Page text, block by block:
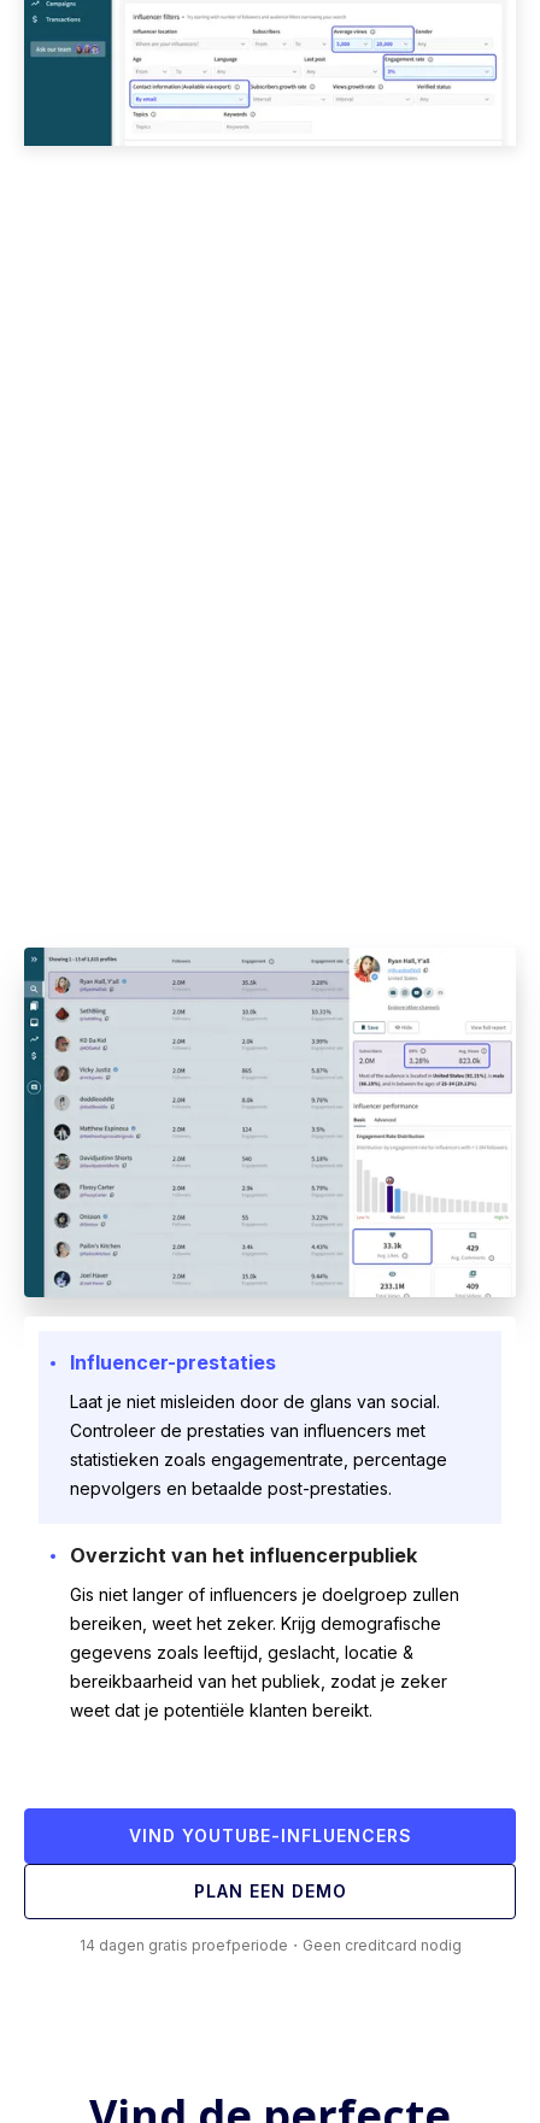
Influencer-prestaties
Laat je niet misleiden door de glans van social.
Controleer de prestaties van influencers met
statistieken zoals engagementrate, percentage
nepvolgers en betaalde post-prestaties.
Overzicht van het influencerpubliek
Gis niet langer of influencers je doelgroep zullen
bereiken, weet het zeker. Krijg demografische
gegevens zoals leeftijd, geslacht, locatie &
bereikbaarheid van het publiek, zodat je zeker
weet dat je potentiële klanten bereikt.
VIND YOUTUBE-INFLUENCERS
PLAN EEN DEMO
14 dagen gratis proefperiode・Geen creditcard nodig